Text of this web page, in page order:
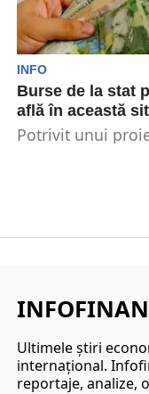
INFO
Burse de la stat
află în această
Potrivit unui
Ultimele ştiri
internaţional.
reportaje, analize,